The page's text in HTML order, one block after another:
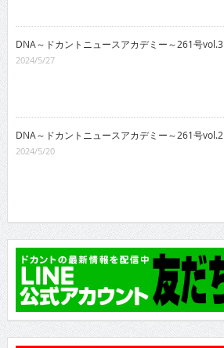
DNA～ドカントニュースアカデミー～261号vol.3
2024/5/27
DNA～ドカントニュースアカデミー～261号vol.2
2024/5/20